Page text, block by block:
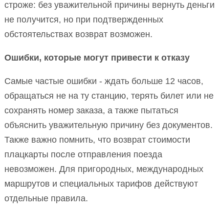
строже: без уважительной причины вернуть деньги
не получится, но при подтвержденных
обстоятельствах возврат возможен.
Ошибки, которые могут привести к отказу
Самые частые ошибки - ждать больше 12 часов,
обращаться не на ту станцию, терять билет или не
сохранять номер заказа, а также пытаться
объяснить уважительную причину без документов.
Также важно помнить, что возврат стоимости
плацкарты после отправления поезда
невозможен. Для пригородных, международных
маршрутов и специальных тарифов действуют
отдельные правила.